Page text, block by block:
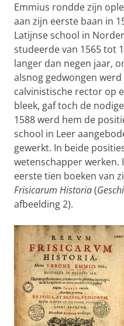
Emmius rondde zijn
aan zijn eerste baan in
Latijnse school in
studeerde van 1565 tot
langer dan negen jaar,
alsnog gedwongen
calvinistische rector op
bleek, gaf toch de
1588 werd hem de
school in Leer
gewerkt. In beide
wetenschapper werken.
eerste tien boeken van
Frisicarum Historia(
afbeelding 2).